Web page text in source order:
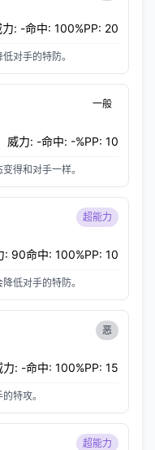
力: -命中: 100%PP: 20
对手的特防。
一般
威力: -命中: -%PP: 10
得和对手一样。
超能力
: 90命中: 100%PP: 10
低对手的特防。
恶
力: -命中: 100%PP: 15
特攻。
超能力